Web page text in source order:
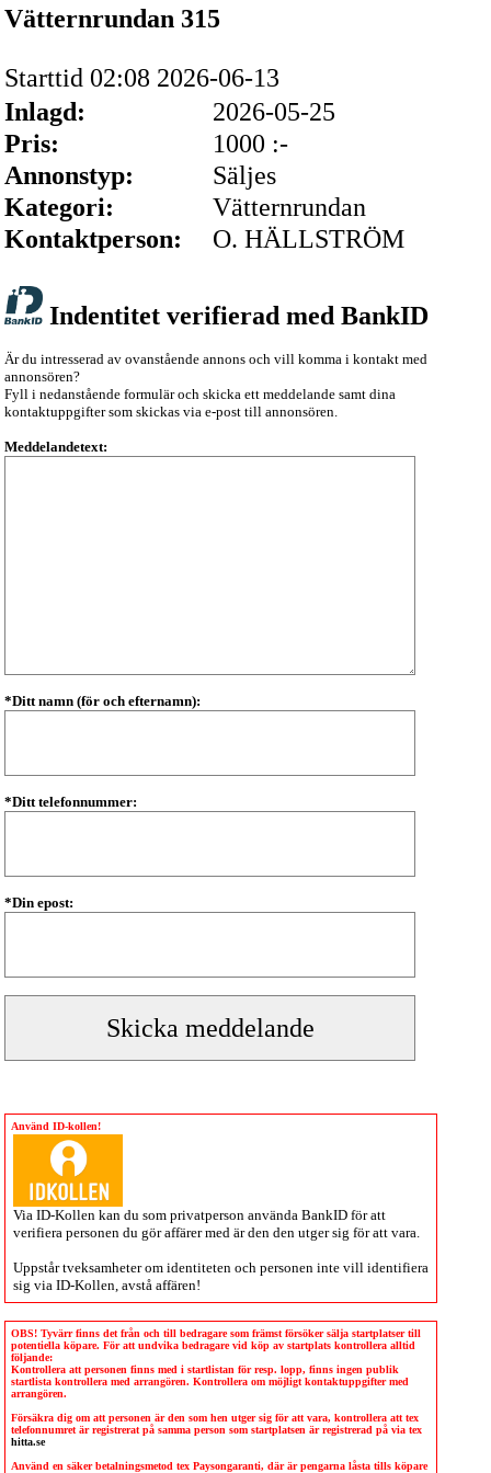
Vätternrundan 315
Starttid 02:08 2026-06-13
Inlagd:
2026-05-25
Pris:
1000 :-
Annonstyp:
Säljes
Kategori:
Vätternrundan
Kontaktperson:
O. HÄLLSTRÖM
Indentitet verifierad med BankID
Är du intresserad av ovanstående annons och vill komma i kontakt med
annonsören?
Fyll i nedanstående formulär och skicka ett meddelande samt dina
kontaktuppgifter som skickas via e-post till annonsören.
Meddelandetext:
*Ditt namn (för och efternamn):
*Ditt telefonnummer:
*Din epost:
Använd ID-kollen!
Via ID-Kollen kan du som privatperson använda BankID för att
verifiera personen du gör affärer med är den den utger sig för att vara.
Uppstår tveksamheter om identiteten och personen inte vill identifiera
sig via ID-Kollen , avstå affären!
OBS! Tyvärr finns det från och till bedragare som främst försöker sälja startplatser till
potentiella köpare. För att undvika bedragare vid köp av startplats kontrollera alltid
följande:
Kontrollera att personen finns med i startlistan för resp. lopp, finns ingen publik
startlista kontrollera med arrangören. Kontrollera om möjligt kontaktuppgifter med
arrangören.
Försäkra dig om att personen är den som hen utger sig för att vara, kontrollera att tex
telefonnumret är registrerat på samma person som startplatsen är registrerad på via tex
hitta.se
Använd en säker betalningsmetod tex Paysongaranti, där är pengarna låsta tills köpare